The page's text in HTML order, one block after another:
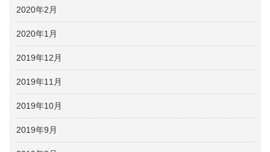
2020年2月
2020年1月
2019年12月
2019年11月
2019年10月
2019年9月